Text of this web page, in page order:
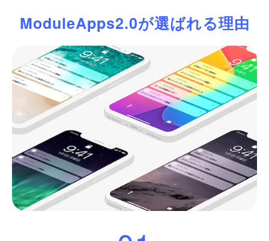
ModuleApps2.0が選ばれる理由